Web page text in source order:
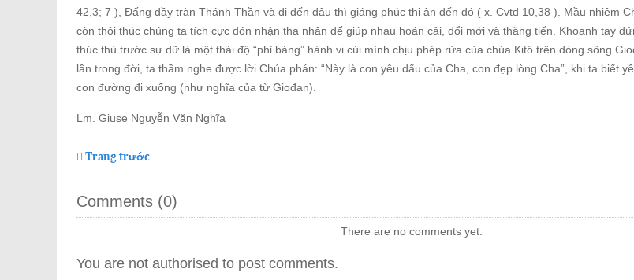
42,3; 7 ), Đấng đầy tràn Thánh Thần và đi đến đâu thì giáng phúc thi ân đến đó ( x. Cvtđ 10,38 ). Mầu nhiệm
còn thôi thúc chúng ta tích cực đón nhận tha nhân để giúp nhau hoán cải, đổi mới và thăng tiến. Khoanh tay
thúc thủ trước sự dữ là một thái độ “phỉ báng” hành vi cúi mình chịu phép rửa của chúa Kitô trên dòng sông
lần trong đời, ta thầm nghe được lời Chúa phán: “Này là con yêu dấu của Cha, con đẹp lòng Cha”, khi ta biết
con đường đi xuống (như nghĩa của từ Giođan).
Lm. Giuse Nguyễn Văn Nghĩa
Trang trước
Comments (0)
There are no comments yet.
You are not authorised to post comments.